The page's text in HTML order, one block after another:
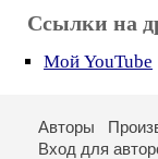
Ссылки на
Мой YouTube
Авторы
Вход для